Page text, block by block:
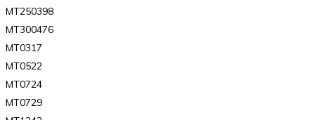
MT250398
MT300476
MT0317
MT0522
MT0724
MT0729